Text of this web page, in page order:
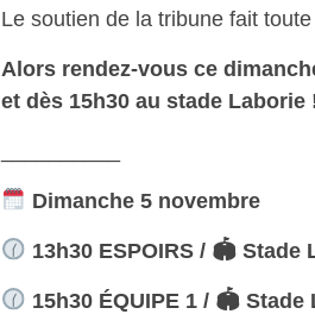
Le soutien de la tribune fait
Alors rendez-vous ce
et dès 15h30 au stade Laborie
Dimanche 5 novembre
13h30 ESPOIRS / 🏟 Stade
15h30 ÉQUIPE 1 / 🏟 Stade